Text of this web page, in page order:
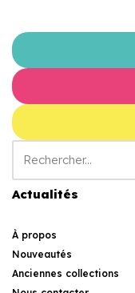
Actualités
À propos
Nouveautés
Anciennes collections